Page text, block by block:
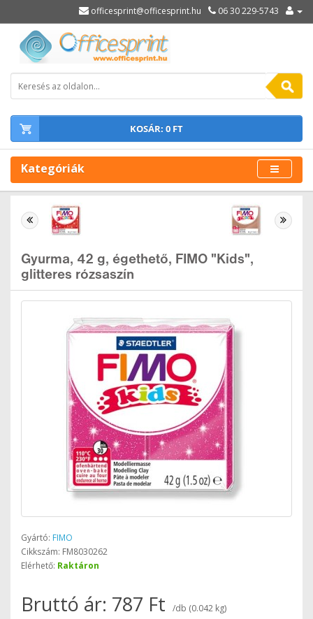
officesprint@officesprint.hu 06 30 229-5743
KOSÁR: 0 FT
Kategóriák
Gyurma, 42 g, égethető, FIMO "Kids",
glitteres rózsaszín
Gyártó: FIMO
Cikkszám: FM8030262
Elérhető: Raktáron
Bruttó ár: 787 Ft
/db (0.042 kg)